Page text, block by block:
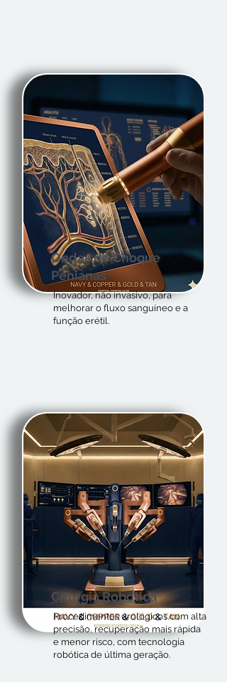
Ondas de Choque
Penianas
Inovador, não invasivo, para
melhorar o fluxo sanguíneo e a
função erétil.
Cirurgia Robótica
Procedimentos urológicos com alta
precisão, recuperação mais rápida
e menor risco, com tecnologia
robótica de última geração.